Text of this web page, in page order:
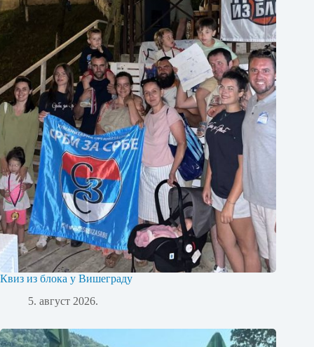
Квиз из блока у Вишеграду
5. август 2026.